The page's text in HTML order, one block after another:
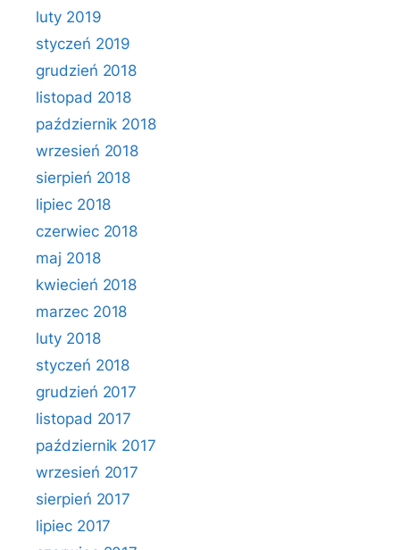
luty 2019
styczeń 2019
grudzień 2018
listopad 2018
październik 2018
wrzesień 2018
sierpień 2018
lipiec 2018
czerwiec 2018
maj 2018
kwiecień 2018
marzec 2018
luty 2018
styczeń 2018
grudzień 2017
listopad 2017
październik 2017
wrzesień 2017
sierpień 2017
lipiec 2017